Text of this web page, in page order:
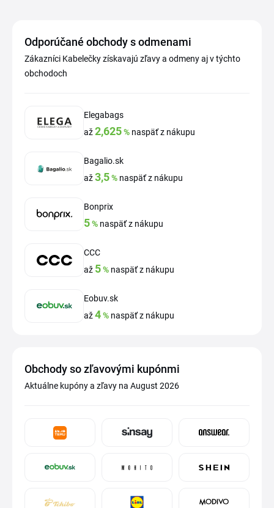
Odporúčané obchody s odmenami
Zákazníci Kabelečky získavajú zľavy a odmeny aj v týchto
obchodoch
Elegabags
až2,625% naspäť z nákupu
Bagalio.sk
až3,5% naspäť z nákupu
Bonprix
5% naspäť z nákupu
CCC
až 5% naspäť z nákupu
Eobuv.sk
až4% naspäť z nákupu
Obchody so zľavovými kupónmi
Aktuálne kupóny a zľavy na August 2026